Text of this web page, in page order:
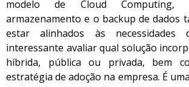
modelo de Cloud
armazenamento e o backup de dados
estar alinhados às necessidades
interessante avaliar qual solução
híbrida, pública ou privada, bem
estratégia de adoção na empresa. É